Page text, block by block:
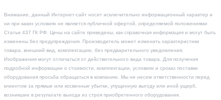
Внимание, данный Интернет-сайт носит исключительно информационный характер и
ни при каких условиях не является публичной офертой, определяемой положениями
Статьи 437 ГК РФ. Цены на сайте приведены, как справочная информация и могут быть
изменены без предупреждения. Производитель может изменить характеристики
товара, внешний вид, комплектацию, без предварительного уведомления.
Изображения могут отличаться от действительного вида товара. Для получения
подробной информации о стоимости, комплектации, условиях и сроках поставки
оборудования просьба обращаться в компанию. Мы не несем ответственности перед
клиентом за прямые или косвенные убытки, упущенную выгоду или иной ущерб,
возникшие в результате выхода из строя приобретенного оборудования.